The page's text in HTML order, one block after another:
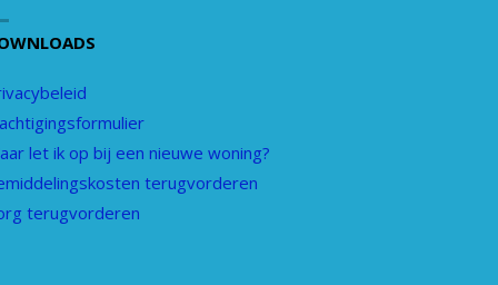
let ik op bij een nieuwe woning?
terugvorderen
terugvorderen